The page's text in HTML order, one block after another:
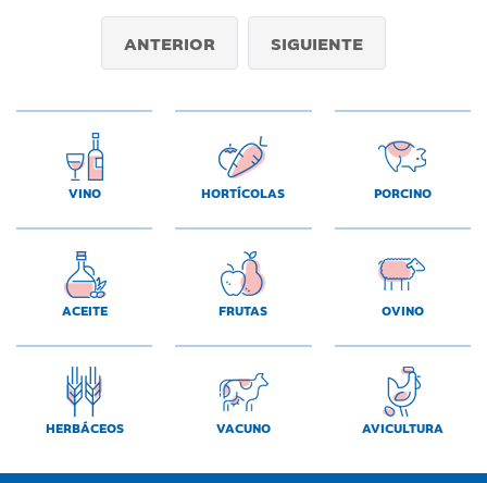
ANTERIOR SIGUIENTE
VINO HORTÍCOLAS PORCINO
ACEITE FRUTAS OVINO
HERBÁCEOS VACUNO AVICULTURA